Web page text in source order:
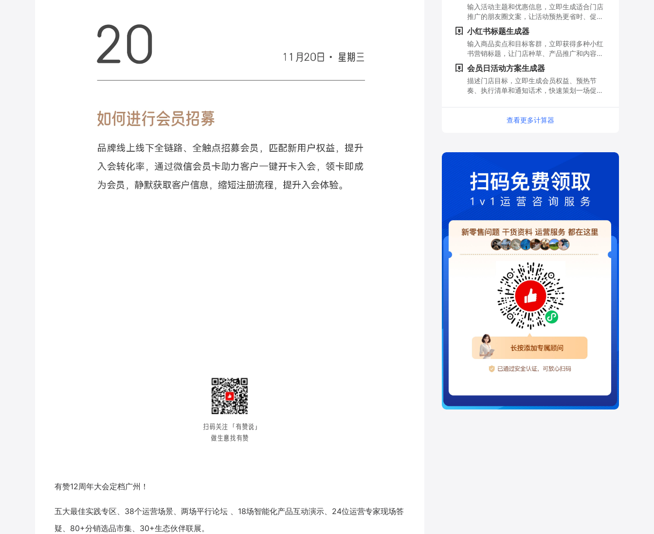
有赞12周年大会定档广州！
五大最佳实践专区、38个运营场景、两场平行论坛 、18场智能化产品互动演示、24位运营专家现场答
疑、80+分销选品市集、30+生态伙伴联展。
输入活动主题和优惠信息，立即生成适合门店
推广的朋友圈文案，让活动预热更省时、促销
信息更有吸引力。
小红书标题生成器
输入商品卖点和目标客群，立即获得多种小红
书营销标题，让门店种草、产品推广和内容获
客更轻松。
会员日活动方案生成器
描述门店目标，立即生成会员权益、预热节
奏、执行清单和通知话术，快速策划一场促进
查看更多计算器